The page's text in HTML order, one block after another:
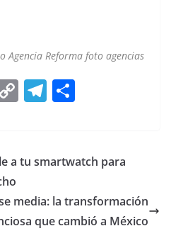
Agencia Reforma foto agencias
C
y
n
k
T
gr
m
e
a tu smartwatch para
media: la transformación
que cambió a México